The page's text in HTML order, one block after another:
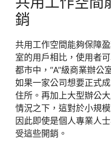
銷
共用工作空間能夠保障
室的用戶相比，使用者
都市中，“A”級商業辦公
如果一家公司想要正式
住所。再加上大型辦公
情況之下，這對於小規
因此即使是個人專業人
受這些開銷。